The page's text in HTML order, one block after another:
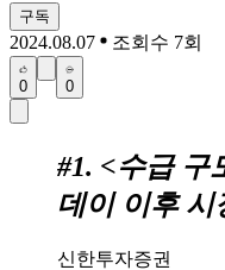
구독
2024.08.07 조회수 7회
0 0
#1. <수급 구
데이 이후 시
신한투자증권